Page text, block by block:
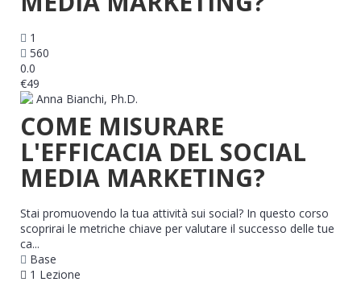
1
560
0.0
€49
Anna Bianchi, Ph.D.
COME MISURARE
L'EFFICACIA DEL SOCIAL
MEDIA MARKETING?
Stai promuovendo la tua attività sui social? In questo corso
scoprirai le metriche chiave per valutare il successo delle tue
ca...
Base
1 Lezione